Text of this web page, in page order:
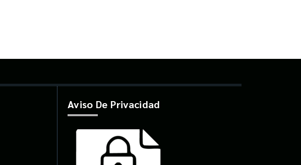
Aviso De Privacidad